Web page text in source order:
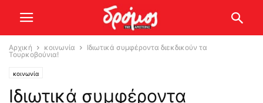
Αρχική κοινωνία
Ιδιωτικά συμφέροντα διεκδικούν τα
Τουρκοβούνια!
κοινωνία
Ιδιωτικά συμφέροντα